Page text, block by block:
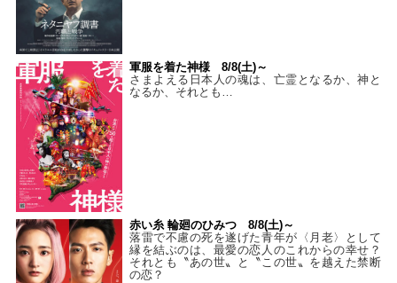
軍服を着た神様 8/8(土)～
さまよえる日本人の魂は、亡霊となるか、神と
なるか、それとも…
赤い糸 輪廻のひみつ 8/8(土)～
落雷で不慮の死を遂げた青年が〈月老〉として
縁を結ぶのは、最愛の恋人のこれからの幸せ？
それとも〝あの世〟と〝この世〟を越えた禁断
の恋？